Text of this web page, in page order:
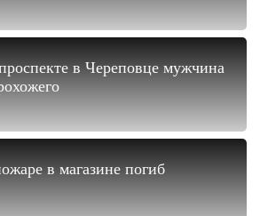
в Череповце мужчина
в магазине погиб